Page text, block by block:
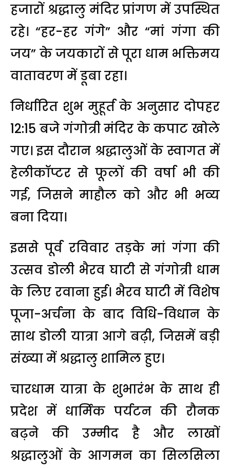
हजारों श्रद्धालु मंदिर प्रांगण में उपस्थित
रहे। “हर-हर गंगे” और “मां गंगा की
जय” के जयकारों से पूरा धाम भक्तिमय
वातावरण में डूबा रहा।
निर्धारित शुभ मुहूर्त के अनुसार दोपहर
12:15 बजे गंगोत्री मंदिर के कपाट खोले
गए। इस दौरान श्रद्धालुओं के स्वागत में
हेलीकॉप्टर से फूलों की वर्षा भी की
गई, जिसने माहौल को और भी भव्य
बना दिया।
इससे पूर्व रविवार तड़के मां गंगा की
उत्सव डोली भैरव घाटी से गंगोत्री धाम
के लिए रवाना हुई। भैरव घाटी में विशेष
पूजा-अर्चना के बाद विधि-विधान के
साथ डोली यात्रा आगे बढ़ी, जिसमें बड़ी
संख्या में श्रद्धालु शामिल हुए।
चारधाम यात्रा के शुभारंभ के साथ ही
प्रदेश में धार्मिक पर्यटन की रौनक
बढ़ने की उम्मीद है और लाखों
श्रद्धालुओं के आगमन का सिलसिला